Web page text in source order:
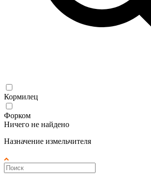
Кормилец
Форком
Ничего не найдено
Назначение измельчителя